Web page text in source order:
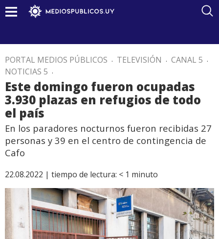
PORTAL MEDIOS PÚBLICOS . TELEVISIÓN . CANAL 5 .
NOTICIAS 5 .
Este domingo fueron ocupadas
3.930 plazas en refugios de todo
el país
En los paradores nocturnos fueron recibidas 27
personas y 39 en el centro de contingencia de
Cafo
22.08.2022 | tiempo de lectura: < 1 minuto